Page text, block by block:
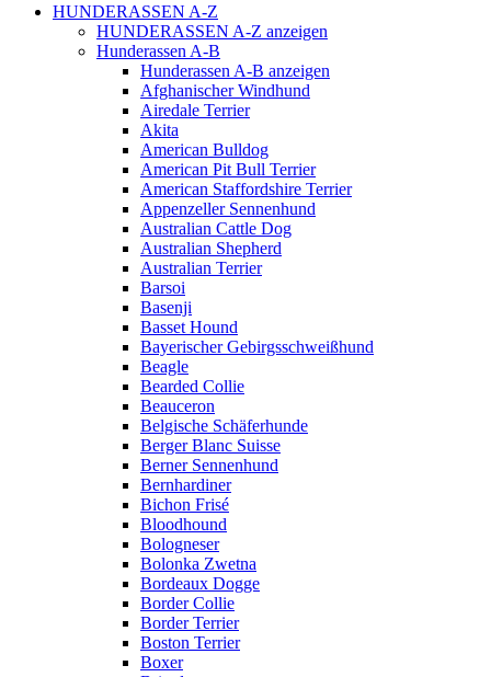
HUNDERASSEN A-Z
HUNDERASSEN A-Z anzeigen
Hunderassen A-B
Hunderassen A-B anzeigen
Afghanischer Windhund
Airedale Terrier
Akita
American Bulldog
American Pit Bull Terrier
American Staffordshire Terrier
Appenzeller Sennenhund
Australian Cattle Dog
Australian Shepherd
Australian Terrier
Barsoi
Basenji
Basset Hound
Bayerischer Gebirgsschweißhund
Beagle
Bearded Collie
Beauceron
Belgische Schäferhunde
Berger Blanc Suisse
Berner Sennenhund
Bernhardiner
Bichon Frisé
Bloodhound
Bologneser
Bolonka Zwetna
Bordeaux Dogge
Border Collie
Border Terrier
Boston Terrier
Boxer